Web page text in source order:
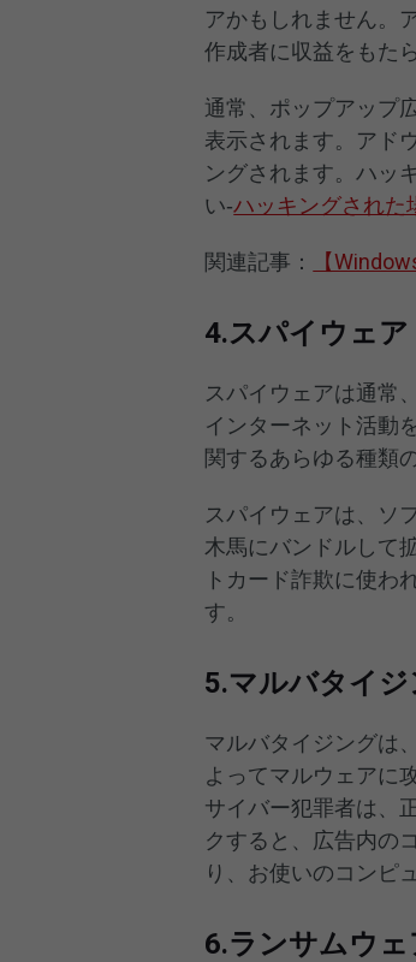
アかもしれません。
作成者に収益をもた
通常、ポップアップ
表示されます。アド
ングされます。ハッ
い‐ハッキングされた
関連記事： 【
4.スパイウェア
スパイウェアは通常
インターネット活動
関するあらゆる種類
スパイウェアは、ソ
木馬にバンドルして
トカード詐欺に使わ
す。
5.マルバタイ
マルバタイジングは
よってマルウェアに
サイバー犯罪者は、
クすると、広告内の
り、お使いのコンピ
6.ランサムウェ